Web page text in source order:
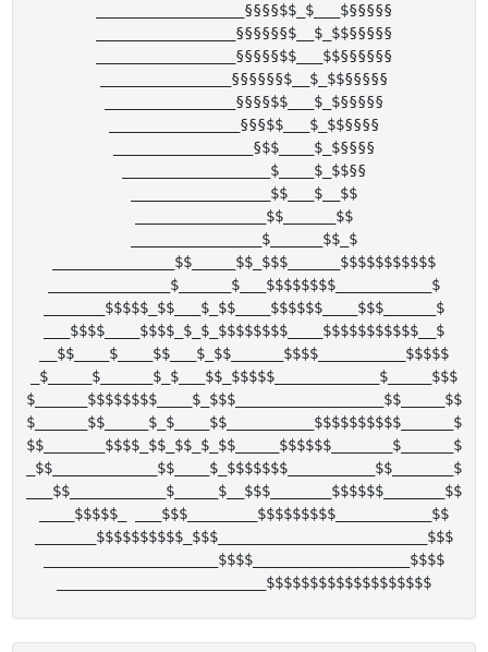
_________________§§§§$$_$___$§§§§§
________________§§§§§§$__$_$$§§§§§
________________§§§§§$$___$$§§§§§§
_______________§§§§§§$__$_$$§§§§§
_______________§§§§$$___$_$§§§§§
_______________§§§$$___$_$$§§§§
________________§$$____$_$§§§§
_________________$____$_$$§§
________________$$___$__$$
_______________$$______$$
_______________$______$$_$
______________$$_____$$_$$$______$$$$$$$$$$$
______________$______$___$$$$$$$$___________$
_______$$$$$_$$___$_$$____$$$$$$____$$$______$
___$$$$____$$$$_$_$_$$$$$$$$____$$$$$$$$$$$__$
__$$____$____$$___$_$$______$$$$__________$$$$$
_$_____$______$_$___$$_$$$$$____________$_____$$$
$______$$$$$$$$____$_$$$_________________$$_____$$
$______$$_____$_$____$$__________$$$$$$$$$$______$
$$_______$$$$_$$_$$_$_$$_____$$$$$$_______$______$
_$$____________$$____$_$$$$$$$__________$$_______$
___$$___________$_____$__$$$_______$$$$$$_______$$
____$$$$$_ ___$$$________$$$$$$$$$___________$$
_______$$$$$$$$$$_$$$________________________$$$
____________________$$$$__________________$$$$